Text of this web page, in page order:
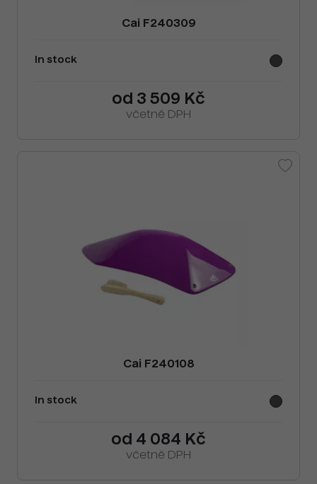
Cai F240309
In stock
od 3 509 Kč
včetně DPH
Cai F240108
In stock
od 4 084 Kč
včetně DPH